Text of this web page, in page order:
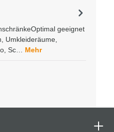
geeignet
Umkleideräume,
Sc… Mehr